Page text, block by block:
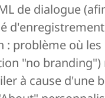
de dialogue
: problème où
"no branding")
à cause d'une